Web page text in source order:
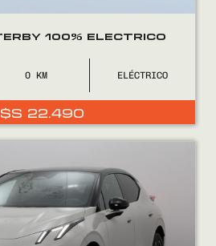
100% ELECTRICO
0 ELÉCTRICO
22.490